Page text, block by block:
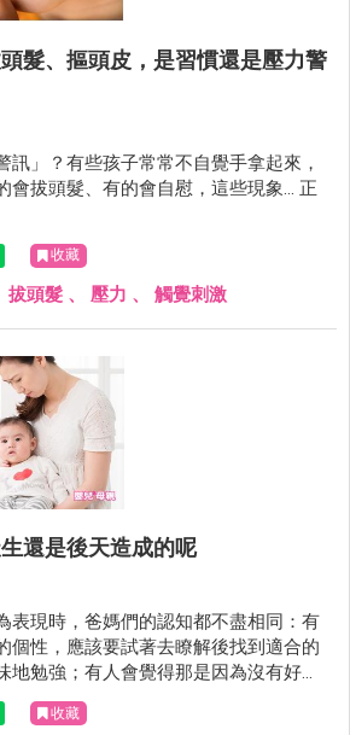
髮、摳頭皮，是習慣還是壓力警
訊」？有些孩子常常不自覺手拿起來，
會拔頭髮、有的會自慰，這些現象... 正
收藏
拔頭髮 、 壓力 、 觸覺刺激
還是後天造成的呢
表現時，爸媽們的認知都不盡相同：有
個性，應該要試著去瞭解後找到適合的
地勉強；有人會覺得那是因為沒有好好
訴孩子是非對錯的標準，這樣才不至於
得只是孩子年紀小、心智不成熟，但只
收藏